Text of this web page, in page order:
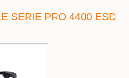
SERIE PRO 4400 ESD